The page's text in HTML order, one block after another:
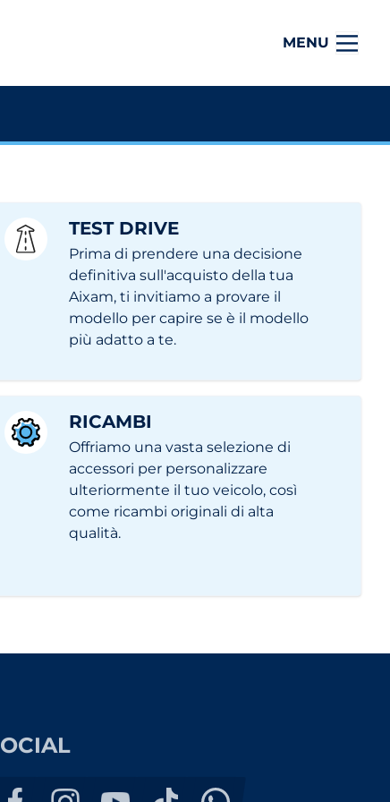
MENU
TEST DRIVE
Prima di prendere una decisione
definitiva sull'acquisto della tua
Aixam, ti invitiamo a provare il
modello per capire se è il modello
più adatto a te.
RICAMBI
Offriamo una vasta selezione di
accessori per personalizzare
ulteriormente il tuo veicolo, così
come ricambi originali di alta
qualità.